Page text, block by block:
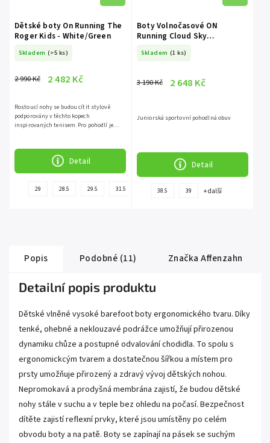
Dětské boty On Running The
Roger Kids - White/Green
Skladem (>5 ks)
2 990 Kč 2 482 Kč
Detail
Rostoucí nohy se budou cítit stylově
podporovány v těchto kopech
inspirovaných tenisem. Pro pohodlí je
29 28.5 29.5 31.5
Boty Volnočasové ON
Running Cloud Sky
Skladem (1 ks)
3 190 Kč 2 648 Kč
Detail
Juniorská sportovní pohodlná obuv
38.5 39 + další
Popis Podobné (11) Značka Affenzahn
Detailní popis produktu
Dětské vlněné vysoké barefoot boty ergonomického tvaru. Díky
tenké, ohebné a neklouzavé podrážce umožňují přirozenou
dynamiku chůze a postupné odvalování chodidla. To spolu s
ergonomickcým tvarem a dostatečnou šířkou a místem pro
prsty umožňuje přirozený a zdravý vývoj dětských nohou.
Nepromokavá a prodyšná membrána zajistí, že budou dětské
nohy stále v suchu a v teple bez ohledu na počasí. Bezpečnost
dítěte zajistí reflexní prvky, které jsou umístěny po celém
obvodu boty a na patě. Boty se zapínají na pásek se suchým